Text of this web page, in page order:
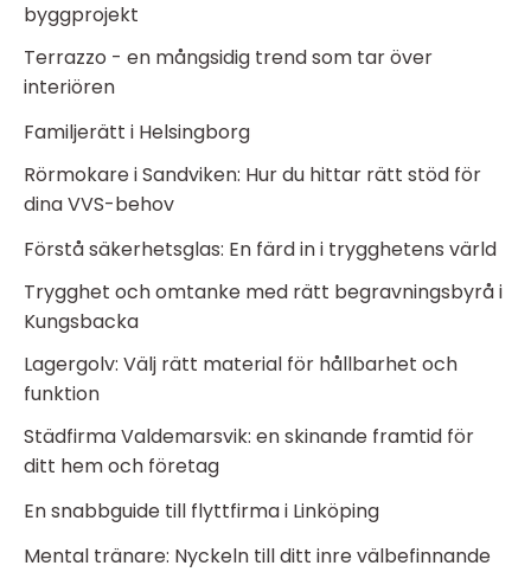
byggprojekt
Terrazzo - en mångsidig trend som tar över
interiören
Familjerätt i Helsingborg
Rörmokare i Sandviken: Hur du hittar rätt stöd för
dina VVS-behov
Förstå säkerhetsglas: En färd in i trygghetens värld
Trygghet och omtanke med rätt begravningsbyrå i
Kungsbacka
Lagergolv: Välj rätt material för hållbarhet och
funktion
Städfirma Valdemarsvik: en skinande framtid för
ditt hem och företag
En snabbguide till flyttfirma i Linköping
Mental tränare: Nyckeln till ditt inre välbefinnande